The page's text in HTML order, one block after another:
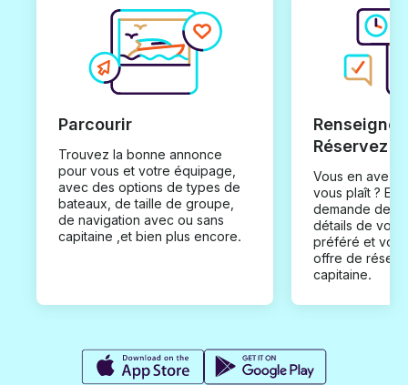
Parcourir
Trouvez la bonne annonce
pour vous et votre équipage,
avec des options de types de
bateaux, de taille de groupe,
de navigation avec ou sans
capitaine ,et bien plus encore.
Réservez
Vous en avez
vous plaît ?
demande de
détails de
préféré et
offre de
capitaine.